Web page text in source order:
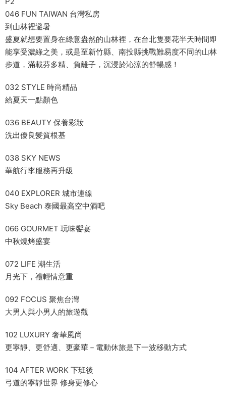
046 FUN TAIWAN 台灣私房
到山林裡避暑
盛夏就想要置身在綠意盎然的山林裡，在台北隻要花半天時間即
能享受濃綠之美，或是至新竹縣、南投縣挑戰難易度不同的山林
步道，滿載芬多精、負離子，沉浸於沁涼的舒暢感！
032 STYLE 時尚精品
給夏天一點顏色
036 BEAUTY 保養彩妝
洗出優良髪質根基
038 SKY NEWS
華航行李服務再升級
040 EXPLORER 城市連線
Sky Beach 泰國最高空中酒吧
066 GOURMET 玩味饗宴
中秋燒烤盛宴
072 LIFE 潮生活
月光下，禮輕情意重
092 FOCUS 聚焦台灣
大男人與小男人的旅遊觀
102 LUXURY 奢華風尚
更寧靜、更舒適、更豪華－電動休旅是下一波移動方式
104 AFTER WORK 下班後
弓道的寧靜世界 修身更修心